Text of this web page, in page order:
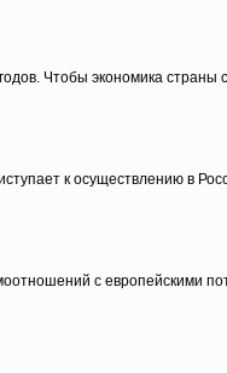
Чтобы экономика
к осуществлению в
с европейскими